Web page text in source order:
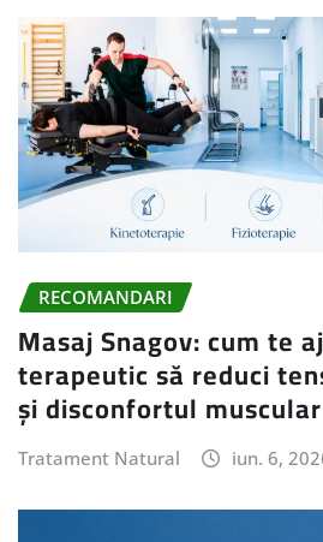
RECOMANDARI
Masaj Snagov: cum te
terapeutic să reduci
și disconfortul muscular
Tratament Natural iun. 6,